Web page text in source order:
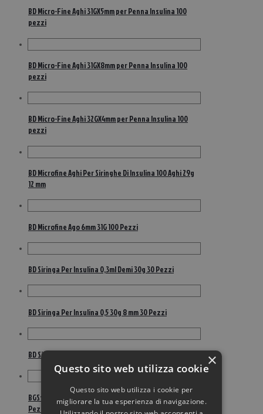
BD Micro-Fine Aghi 31GX5mm per Penna Insulina 100
pezzi
BD Micro-Fine Aghi 31GX8mm per Penna Insulina 100
pezzi
BD Micro-Fine Aghi 32GX4mm per Penna Insulina 100
pezzi
BD Microfine Aghi Per Siringhe Di Insulina 100 Aghi 29g
12 mm
BD Microfine Ago 6mm 31G 100 Pezzi
BD Siringa Per Insulina 0,3ml Demi 30g 30 Pezzi
BD Siringa Per Insulina 0,5 30g 8 mm 30 Pezzi
BD Siringa Per Insulina 0,5 ml 29g 12,7 mm 30 pezzi
BGStar My Star Extra Strisce Reattive Glicemia 50
Pezzi
×
Questo sito web utilizza cookie
Questo sito web utilizza i cookie per
migliorare la tua esperienza di navigazione.